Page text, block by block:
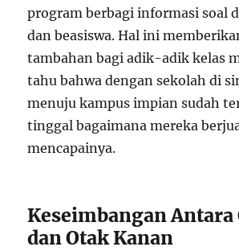
program berbagi informasi soal
dan beasiswa. Hal ini
tambahan bagi adik-adik kelas
tahu bahwa dengan sekolah di
menuju kampus impian sudah
tinggal bagaimana mereka
mencapainya.
Keseimbangan
dan Otak Kanan